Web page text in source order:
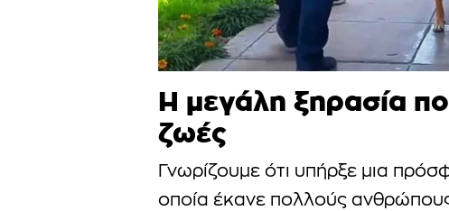
Η μεγάλη ξηρασία
ζωές
Γνωρίζουμε ότι υπήρξε μια
οποία έκανε πολλούς